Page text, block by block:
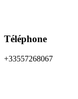
Téléphone
+33557268067